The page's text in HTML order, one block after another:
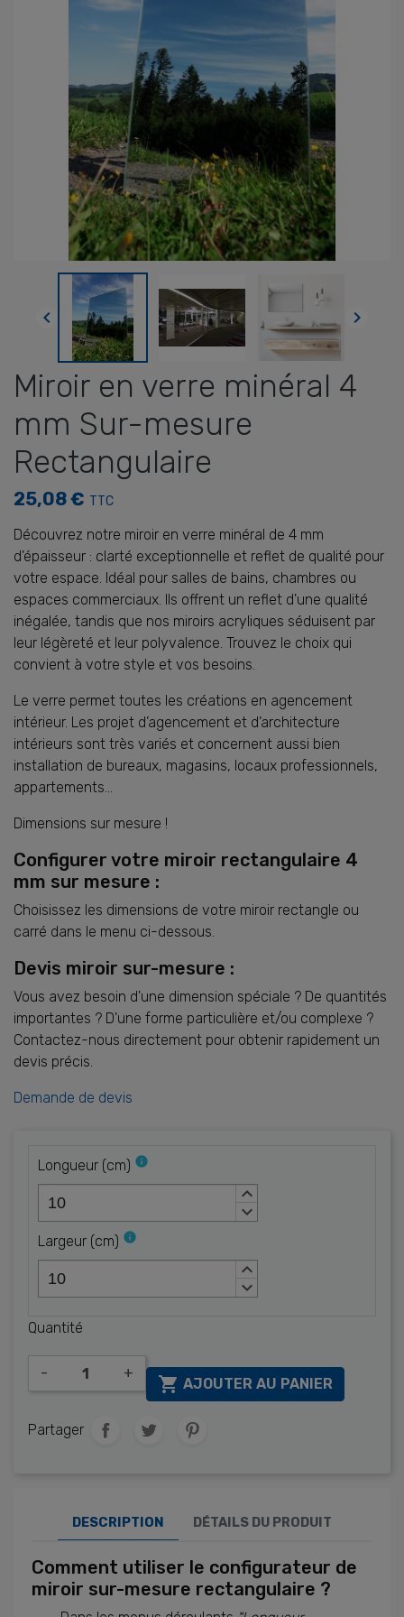
 
Miroir en verre minéral 4
mm Sur-mesure
Rectangulaire
25,08 € TTC
Découvrez notre miroir en verre minéral de 4 mm
d'épaisseur : clarté exceptionnelle et reflet de qualité pour
votre espace. Idéal pour salles de bains, chambres ou
espaces commerciaux. Ils offrent un reflet d'une qualité
inégalée, tandis que nos miroirs acryliques séduisent par
leur légèreté et leur polyvalence. Trouvez le choix qui
convient à votre style et vos besoins.
Le verre permet toutes les créations en agencement
intérieur. Les projet d’agencement et d’architecture
intérieurs sont très variés et concernent aussi bien
installation de bureaux, magasins, locaux professionnels,
appartements…
Dimensions sur mesure !
Configurer votre miroir rectangulaire 4
mm sur mesure :
Choisissez les dimensions de votre miroir rectangle ou
carré dans le menu ci-dessous.
Devis miroir sur-mesure :
Vous avez besoin d'une dimension spéciale ? De quantités
importantes ? D'une forme particulière et/ou complexe ?
Contactez-nous directement pour obtenir rapidement un
devis précis.
Demande de devis
Longueur (cm) info
keyboard_arrow_up
keyboard_arrow_down
Largeur (cm) info
keyboard_arrow_up
keyboard_arrow_down
Quantité
- +
 AJOUTER AU PANIER
Partager
DESCRIPTION DÉTAILS DU PRODUIT
Comment utiliser le configurateur de
miroir sur-mesure rectangulaire ?